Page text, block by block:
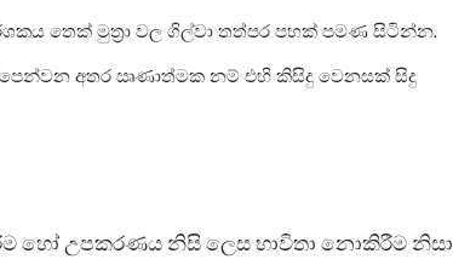
තෙක් මුත්‍රා වල ගිල්වා තත්පර පහක් පමණ සිටින්න.
පෙන්වන අතර ඍණාත්මක නම් එහි කිසිදු වෙනසක් සිදු
හෝ උපකරණය නිසි ලෙස භාවිතා නොකිරීම නිසා